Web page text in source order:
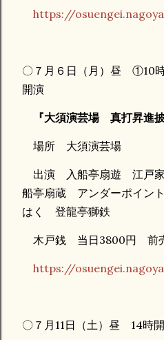
https://
〇７月６日（月）昼 ①10
開演
『大須演芸場 真打昇進披
場所 大須演芸場
出演 入船亭扇遊 江戸
船亭扇蔵 アンダーポイン
はく 登龍亭獅鉄
木戸銭 当日3800円 前
https://
〇７月11日（土）昼 14時